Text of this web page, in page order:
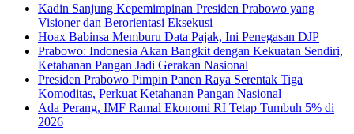
Kadin Sanjung Kepemimpinan Presiden Prabowo yang
Visioner dan Berorientasi Eksekusi
Hoax Babinsa Memburu Data Pajak, Ini Penegasan DJP
Prabowo: Indonesia Akan Bangkit dengan Kekuatan Sendiri,
Ketahanan Pangan Jadi Gerakan Nasional
Presiden Prabowo Pimpin Panen Raya Serentak Tiga
Komoditas, Perkuat Ketahanan Pangan Nasional
Ada Perang, IMF Ramal Ekonomi RI Tetap Tumbuh 5% di
2026